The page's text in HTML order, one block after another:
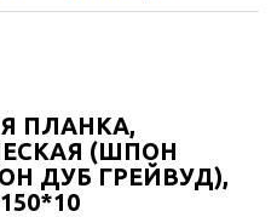
ПЛАНКА,
(ШПОН
ДУБ ГРЕЙВУД),